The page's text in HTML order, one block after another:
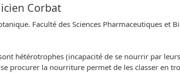
Corbat
Faculté des Sciences Pharmaceutiques et
hétérotrophes (incapacité de se nourrir par
procurer la nourriture permet de les classer en